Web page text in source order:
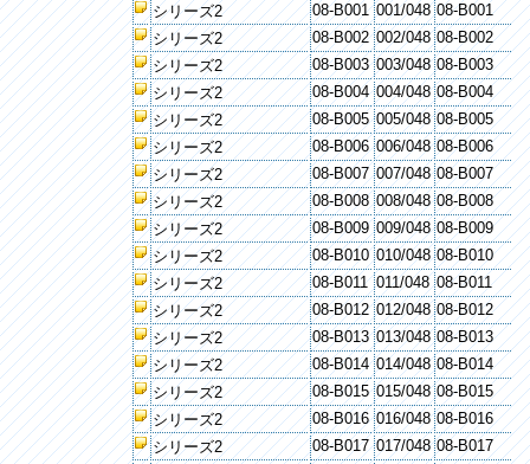
シリーズ2
08-B001 001/048 08-B001
シリーズ2
08-B002 002/048 08-B002
シリーズ2
08-B003 003/048 08-B003
シリーズ2
08-B004 004/048 08-B004
シリーズ2
08-B005 005/048 08-B005
シリーズ2
08-B006 006/048 08-B006
シリーズ2
08-B007 007/048 08-B007
シリーズ2
08-B008 008/048 08-B008
シリーズ2
08-B009 009/048 08-B009
シリーズ2
08-B010 010/048 08-B010
シリーズ2
08-B011 011/048 08-B011
シリーズ2
08-B012 012/048 08-B012
シリーズ2
08-B013 013/048 08-B013
シリーズ2
08-B014 014/048 08-B014
シリーズ2
08-B015 015/048 08-B015
シリーズ2
08-B016 016/048 08-B016
シリーズ2
08-B017 017/048 08-B017